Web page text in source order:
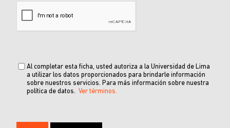
Al completar esta ficha, usted autoriza a la Universidad de Lima
a utilizar los datos proporcionados para brindarle información
sobre nuestros servicios. Para más información sobre nuestra
política de datos. Ver términos.